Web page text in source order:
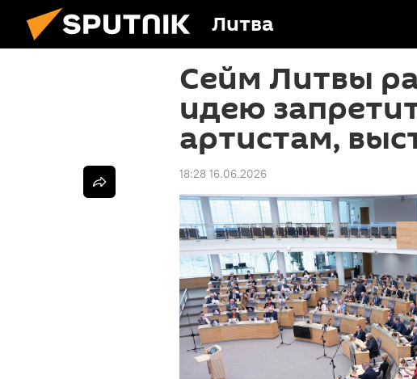
Литва
Сейм Литвы
идею
артистам,
18:28 16.06.2026